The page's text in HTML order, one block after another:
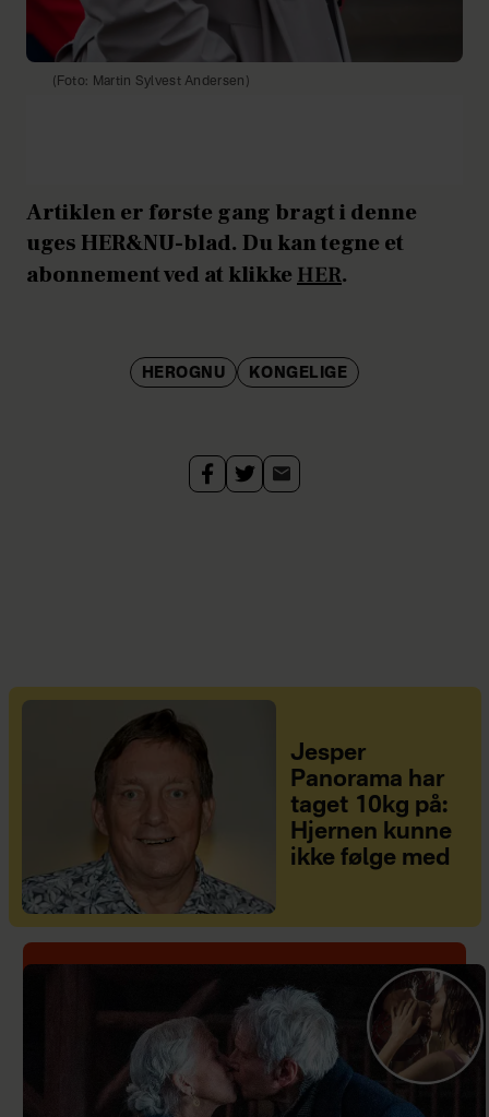
(Foto: Martin Sylvest Andersen)
Artiklen er første gang bragt i denne
uges HER&NU-blad. Du kan tegne et
abonnement ved at klikke HER.
HEROGNU KONGELIGE
Jesper
Panorama har
taget 10kg på:
Hjernen kunne
ikke følge med